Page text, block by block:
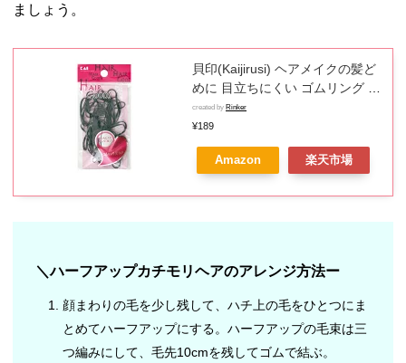
ましょう。
貝印(Kaijirusi) ヘアメイクの髪ど
めに 目立ちにくい ゴムリング 黒
36P 髪ゴム
created by Rinker
¥189
Amazon 楽天市場
＼ハーフアップカチモリヘアのアレンジ方法ー
顔まわりの毛を少し残して、ハチ上の毛をひとつにま
とめてハーフアップにする。ハーフアップの毛束は三
つ編みにして、毛先10cmを残してゴムで結ぶ。